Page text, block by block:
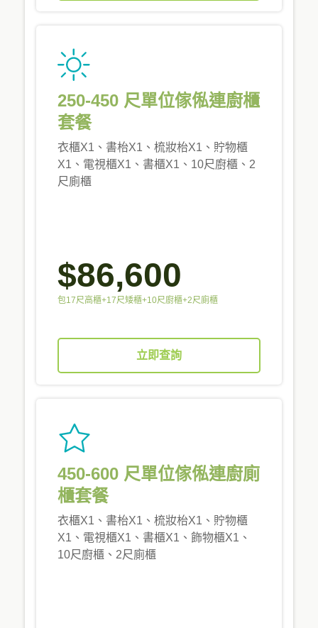
250-450 尺單位傢俬連廚櫃
套餐
衣櫃X1、書枱X1、梳妝枱X1、貯物櫃
X1、電視櫃X1、書櫃X1、10尺廚櫃、2
尺廁櫃
$86,600
包17尺高櫃+17尺矮櫃+10尺廚櫃+2尺廁櫃
立即查詢
450-600 尺單位傢俬連廚廁
櫃套餐
衣櫃X1、書枱X1、梳妝枱X1、貯物櫃
X1、電視櫃X1、書櫃X1、飾物櫃X1、
10尺廚櫃、2尺廁櫃